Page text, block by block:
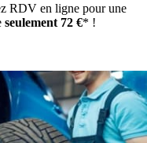
RDV en ligne pour une
seulement 72 €* !